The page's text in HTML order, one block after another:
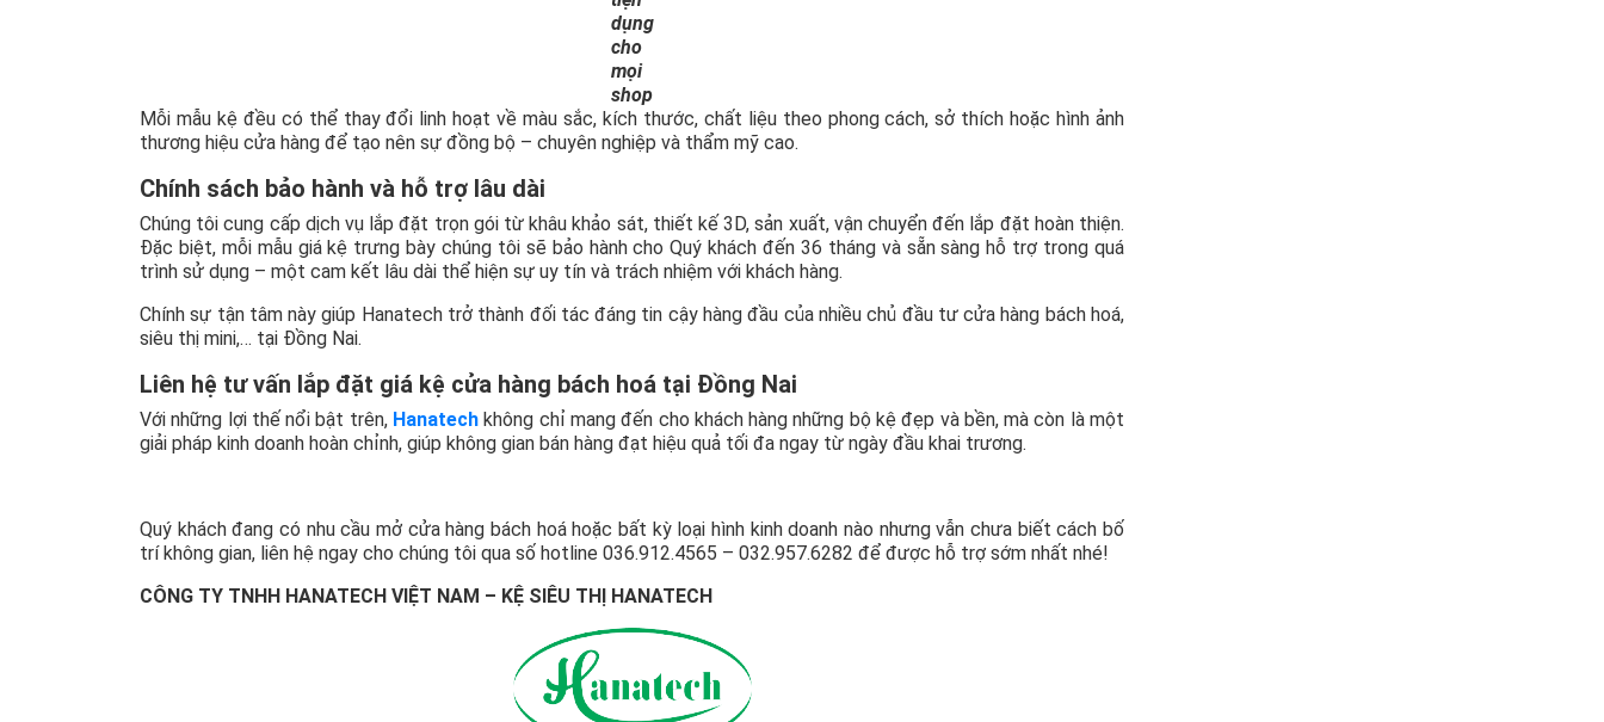
dụng
cho
mọi
shop
Mỗi mẫu kệ đều có thể thay đổi linh hoạt về màu sắc, kích thước, chất liệu theo phong cách, sở thích hoặc hình ảnh
thương hiệu cửa hàng để tạo nên sự đồng bộ – chuyên nghiệp và thẩm mỹ cao.
Chính sách bảo hành và hỗ trợ lâu dài
Chúng tôi cung cấp dịch vụ lắp đặt trọn gói từ khâu khảo sát, thiết kế 3D, sản xuất, vận chuyển đến lắp đặt hoàn thiện.
Đặc biệt, mỗi mẫu giá kệ trưng bày chúng tôi sẽ bảo hành cho Quý khách đến 36 tháng và sẵn sàng hỗ trợ trong quá
trình sử dụng – một cam kết lâu dài thể hiện sự uy tín và trách nhiệm với khách hàng.
Chính sự tận tâm này giúp Hanatech trở thành đối tác đáng tin cậy hàng đầu của nhiều chủ đầu tư cửa hàng bách hoá,
siêu thị mini,… tại Đồng Nai.
Liên hệ tư vấn lắp đặt giá kệ cửa hàng bách hoá tại Đồng Nai
Với những lợi thế nổi bật trên, Hanatech không chỉ mang đến cho khách hàng những bộ kệ đẹp và bền, mà còn là một
giải pháp kinh doanh hoàn chỉnh, giúp không gian bán hàng đạt hiệu quả tối đa ngay từ ngày đầu khai trương.
Quý khách đang có nhu cầu mở cửa hàng bách hoá hoặc bất kỳ loại hình kinh doanh nào nhưng vẫn chưa biết cách bố
trí không gian, liên hệ ngay cho chúng tôi qua số hotline 036.912.4565 – 032.957.6282 để được hỗ trợ sớm nhất nhé!
CÔNG TY TNHH HANATECH VIỆT NAM – KỆ SIÊU THỊ HANATECH